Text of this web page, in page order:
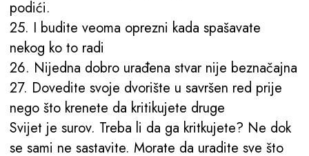
podići.
25. I budite veoma oprezni kada spašavate
nekog ko to radi
26. Nijedna dobro urađena stvar nije beznačajna
27. Dovedite svoje dvorište u savršen red prije
nego što krenete da kritikujete druge
Svijet je surov. Treba li da ga kritkujete? Ne dok
se sami ne sastavite. Morate da uradite sve što